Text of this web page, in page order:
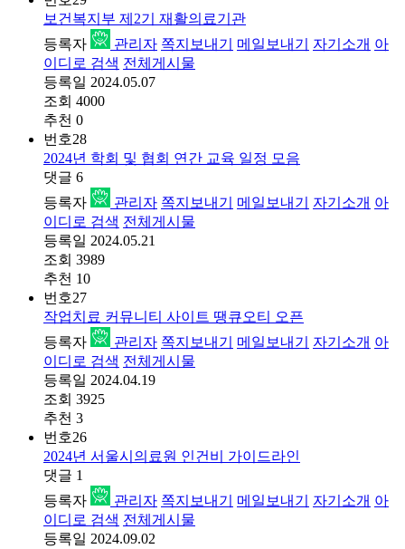
보건복지부 제2기 재활의료기관
등록자
관리자 쪽지보내기 메일보내기 자기소개 아
이디로 검색 전체게시물
등록일 2024.05.07
조회 4000
추천 0
번호28
2024년 학회 및 협회 연간 교육 일정 모음
댓글 6
등록자
관리자 쪽지보내기 메일보내기 자기소개 아
이디로 검색 전체게시물
등록일 2024.05.21
조회 3989
추천 10
번호27
작업치료 커뮤니티 사이트 땡큐오티 오픈
등록자
관리자 쪽지보내기 메일보내기 자기소개 아
이디로 검색 전체게시물
등록일 2024.04.19
조회 3925
추천 3
번호26
2024년 서울시의료원 인건비 가이드라인
댓글 1
등록자
관리자 쪽지보내기 메일보내기 자기소개 아
이디로 검색 전체게시물
등록일 2024.09.02